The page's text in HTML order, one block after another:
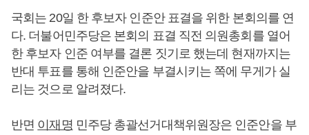
국회는 20일 한 후보자 인준안 표결을 위한 본회의를 연
다. 더불어민주당은 본회의 표결 직전 의원총회를 열어
한 후보자 인준 여부를 결론 짓기로 했는데 현재까지는
반대 투표를 통해 인준안을 부결시키는 쪽에 무게가 실
리는 것으로 알려졌다.
반면 이재명 민주당 총괄선거대책위원장은 인준안을 부